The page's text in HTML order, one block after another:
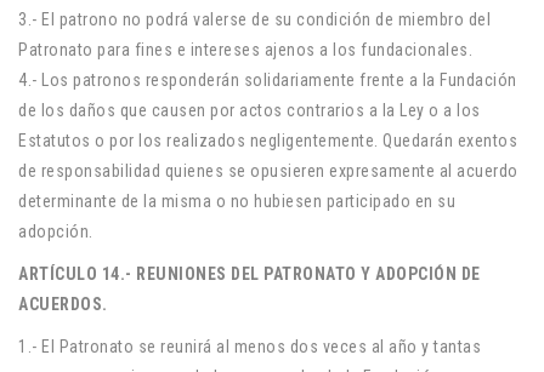
3.- El patrono no podrá valerse de su condición de miembro del
Patronato para fines e intereses ajenos a los fundacionales.
4.- Los patronos responderán solidariamente frente a la Fundación
de los daños que causen por actos contrarios a la Ley o a los
Estatutos o por los realizados negligentemente. Quedarán exentos
de responsabilidad quienes se opusieren expresamente al acuerdo
determinante de la misma o no hubiesen participado en su
adopción.
ARTÍCULO 14.- REUNIONES DEL PATRONATO Y ADOPCIÓN DE
ACUERDOS.
1.- El Patronato se reunirá al menos dos veces al año y tantas